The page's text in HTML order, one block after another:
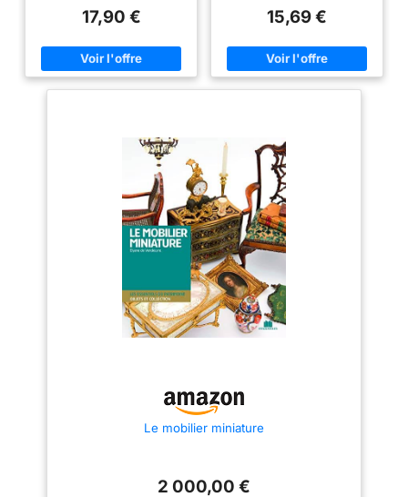
17,90 € 15,69 €
Le mobilier miniature
2 000,00 €